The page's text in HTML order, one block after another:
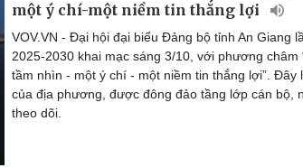
một ý chí-một niềm tin thắng lợi
VOV.VN - Đại hội đại biểu Đảng bộ tỉnh An Giang
2025-2030 khai mạc sáng 3/10, với phương châm
tầm nhìn - một ý chí - một niềm tin thắng lợi”. Đây
của địa phương, được đông đảo tầng lớp cán bộ,
theo dõi.